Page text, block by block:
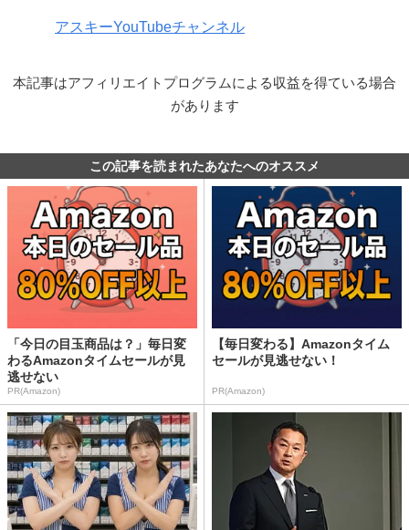
アスキーYouTubeチャンネル
本記事はアフィリエイトプログラムによる収益を得ている場合
があります
この記事を読まれたあなたへのオススメ
「今日の目玉商品は？」毎日変
わるAmazonタイムセールが見
逃せない
PR(Amazon)
【毎日変わる】Amazonタイム
セールが見逃せない！
PR(Amazon)